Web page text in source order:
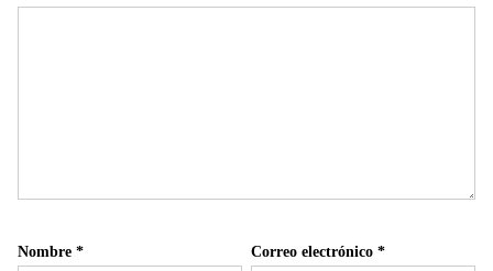
Nombre * Correo electrónico*